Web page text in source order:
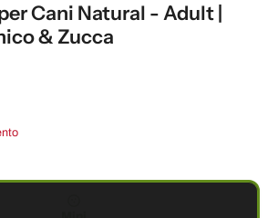
Cani Natural - Adult |
& Zucca